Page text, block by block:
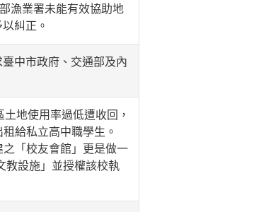
漁業署未能有效協助地
糾正。
中市政府、交通部及內
地使用率過低遭收回，
給私立高中職學生。
「校友會館」更是做一
教設施」並授權該校執